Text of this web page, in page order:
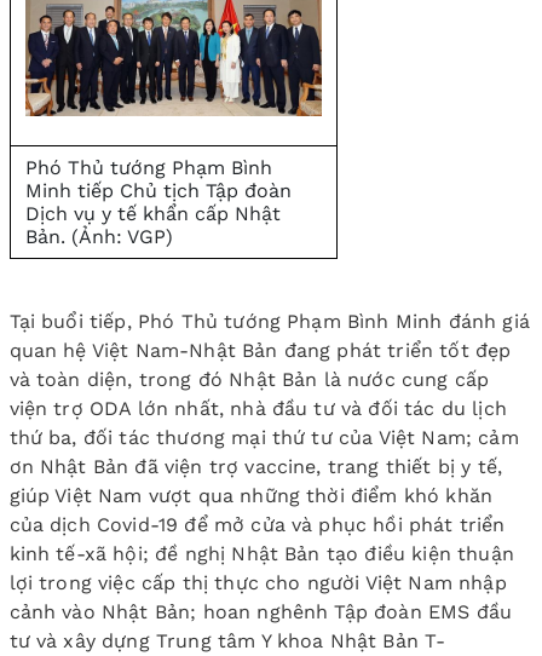
Phó Thủ tướng Phạm Bình
Minh tiếp Chủ tịch Tập đoàn
Dịch vụ y tế khẩn cấp Nhật
Bản. (Ảnh: VGP)
Tại buổi tiếp, Phó Thủ tướng Phạm Bình Minh đánh giá
quan hệ Việt Nam-Nhật Bản đang phát triển tốt đẹp
và toàn diện, trong đó Nhật Bản là nước cung cấp
viện trợ ODA lớn nhất, nhà đầu tư và đối tác du lịch
thứ ba, đối tác thương mại thứ tư của Việt Nam; cảm
ơn Nhật Bản đã viện trợ vaccine, trang thiết bị y tế,
giúp Việt Nam vượt qua những thời điểm khó khăn
của dịch Covid-19 để mở cửa và phục hồi phát triển
kinh tế-xã hội; đề nghị Nhật Bản tạo điều kiện thuận
lợi trong việc cấp thị thực cho người Việt Nam nhập
cảnh vào Nhật Bản; hoan nghênh Tập đoàn EMS đầu
tư và xây dựng Trung tâm Y khoa Nhật Bản T-